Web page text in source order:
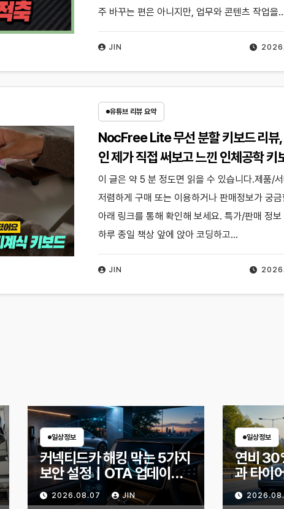
JIN
주 바꾸는 편은 아니지만, 업무와 콘텐츠 작업을
유튜브 리뷰 요약
NocFree Lite 무선 분할 키보드 리뷰
인 제가 직접 써보고 느낀 인체공학 키
차이
JIN
이 글은 약 5 분 정도면 읽을 수 있습니다.제품/
저렴하게 구매 또는 이용하거나 판매정보가 궁
아래 링크를 통해 확인해 보세요. 특가/판매 정보
하루 종일 책상 앞에 앉아 코딩하고…
일상정보
커넥티드카 해킹 막는 5가지
보안 설정｜OTA 업데이트
부터 디지털 키까지, 지금 확
인할 것은?
2026.08.07 JIN
일상정보
연비
과 타이
유비가